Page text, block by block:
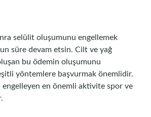
selülit oluşumunu engellemek
süre devam etsin. Cilt ve yağ
bu ödemin oluşumunu
yöntemlere başvurmak önemlidir.
en önemli aktivite spor ve